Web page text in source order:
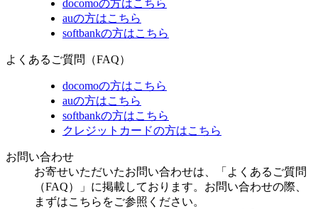
docomoの方はこちら
auの方はこちら
softbankの方はこちら
よくあるご質問（FAQ）
docomoの方はこちら
auの方はこちら
softbankの方はこちら
クレジットカードの方はこちら
お問い合わせ
お寄せいただいたお問い合わせは、「よくあるご質問
（FAQ）」に掲載しております。お問い合わせの際、
まずはこちらをご参照ください。